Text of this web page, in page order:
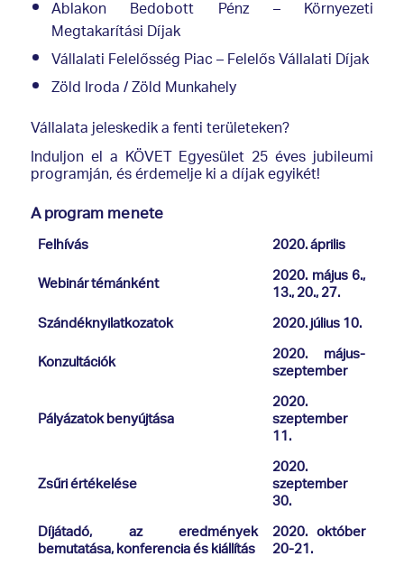
Ablakon Bedobott Pénz – Környezeti
Megtakarítási Díjak
Vállalati Felelősség Piac – Felelős Vállalati Díjak
Zöld Iroda / Zöld Munkahely
Vállalata jeleskedik a fenti területeken?
Induljon el a KÖVET Egyesület 25 éves jubileumi
programján, és érdemelje ki a díjak egyikét!
A program menete
Felhívás
2020. április
Webinár témánként
2020. május 6.,
13., 20., 27.
Szándéknyilatkozatok
2020. július 10.
Konzultációk
2020. május-
szeptember
Pályázatok benyújtása
2020.
szeptember
11.
Zsűri értékelése
2020.
szeptember
30.
Díjátadó, az eredmények
bemutatása, konferencia és kiállítás
2020. október
20-21.